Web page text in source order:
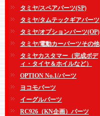
タミヤ/スペアパーツ(SP)
タミヤ/タムテックギアパーツ
タミヤ/オプションパーツ(OP)
タミヤ/電動カーパーツその他
タミヤカスタマー（完成ボデ
ィ・タイヤ＆ホイルなど）
OPTION No.1/パーツ
ヨコモパーツ
イーグルパーツ
RC926（KN企画）パーツ